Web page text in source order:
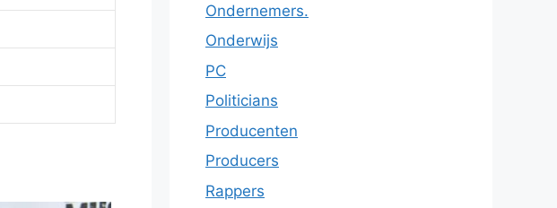
Ondernemers.
Onderwijs
PC
Politicians
Producenten
Producers
Rappers